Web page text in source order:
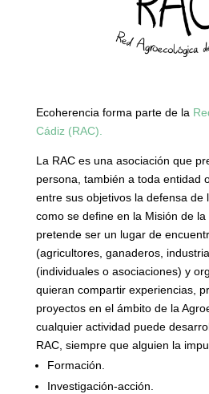
Ecoherencia forma parte de la
Cádiz (RAC).
La RAC es una asociación que
persona, también a toda entidad
entre sus objetivos la defensa de
como se define en la Misión de la
pretende ser un lugar de
(agricultores, ganaderos,
(individuales o asociaciones) y
quieran compartir experiencias,
proyectos en el ámbito de la
cualquier actividad puede
RAC, siempre que alguien la
Formación.
Investigación-acción.